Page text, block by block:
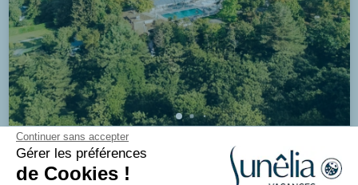
Continuer sans accepter
Gérer les préférences
de Cookies !
8/10 979 avis
Camping Ibardin